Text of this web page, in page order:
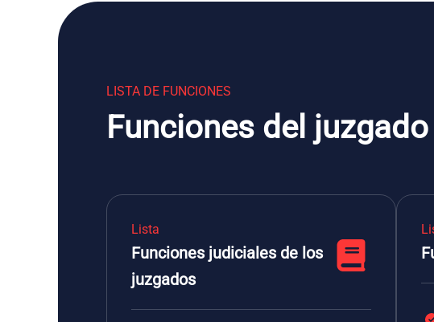
LISTA DE FUNCIONES
Funciones del
Lista
Funciones judiciales de los
juzgados